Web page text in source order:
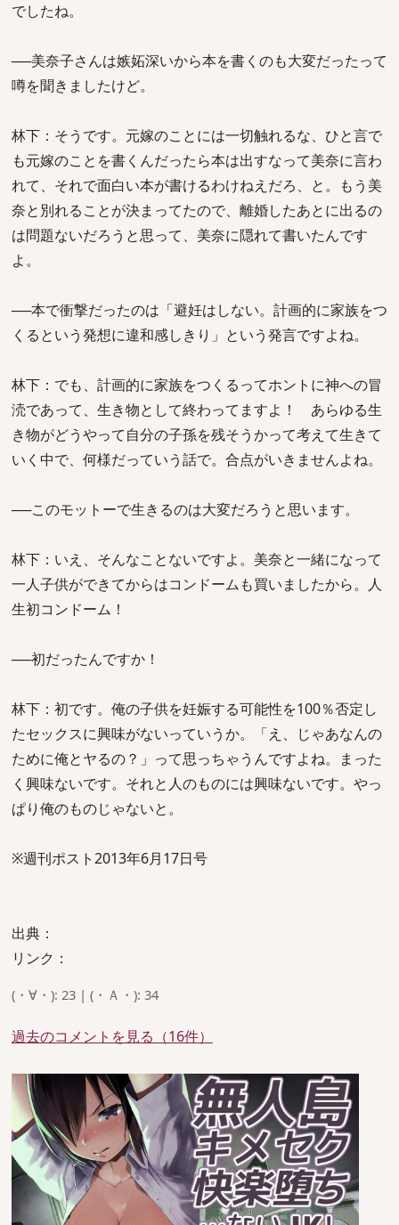
でしたね。
──美奈子さんは嫉妬深いから本を書くのも大変だったって
噂を聞きましたけど。
林下：そうです。元嫁のことには一切触れるな、ひと言で
も元嫁のことを書くんだったら本は出すなって美奈に言わ
れて、それで面白い本が書けるわけねえだろ、と。もう美
奈と別れることが決まってたので、離婚したあとに出るの
は問題ないだろうと思って、美奈に隠れて書いたんです
よ。
──本で衝撃だったのは「避妊はしない。計画的に家族をつ
くるという発想に違和感しきり」という発言ですよね。
林下：でも、計画的に家族をつくるってホントに神への冒
涜であって、生き物として終わってますよ！ あらゆる生
き物がどうやって自分の子孫を残そうかって考えて生きて
いく中で、何様だっていう話で。合点がいきませんよね。
──このモットーで生きるのは大変だろうと思います。
林下：いえ、そんなことないですよ。美奈と一緒になって
一人子供ができてからはコンドームも買いましたから。人
生初コンドーム！
──初だったんですか！
林下：初です。俺の子供を妊娠する可能性を100％否定し
たセックスに興味がないっていうか。「え、じゃあなんの
ために俺とヤるの？」って思っちゃうんですよね。まった
く興味ないです。それと人のものには興味ないです。やっ
ぱり俺のものじゃないと。
※週刊ポスト2013年6月17日号
出典：
リンク：
(・∀・): 23 | (・Ａ・): 34
過去のコメントを見る（16件）